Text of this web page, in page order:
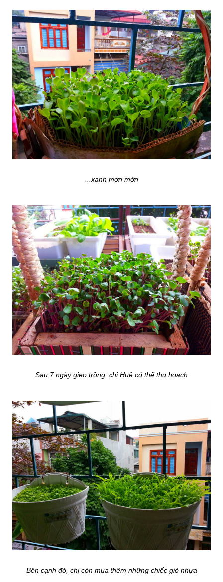
...xanh mơn mởn
Sau 7 ngày gieo trồng, chị Huệ có thể thu hoạch
Bên cạnh đó, chị còn mua thêm những chiếc giỏ nhựa